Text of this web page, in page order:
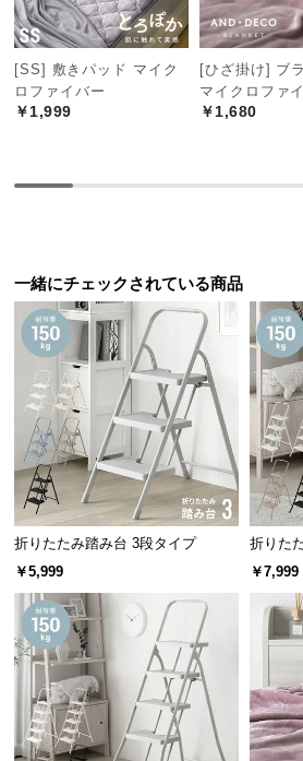
サ
ー
ビ
ス
に
て
経
路
に
つ
い
て
返
品・
キ
ャ
ン
セ
ル
に
つ
い
て
[SS] 敷きパッド マイク
ロファイバー
￥1,999
[ひざ掛け] ブ
マイクロファ
￥1,680
一緒にチェックされている商品
折りたたみ踏み台 3段タイプ
￥5,999
折りた
￥7,999